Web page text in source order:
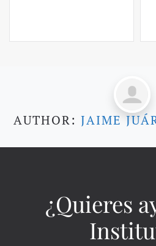
AUTHOR: JAIME
¿Quieres